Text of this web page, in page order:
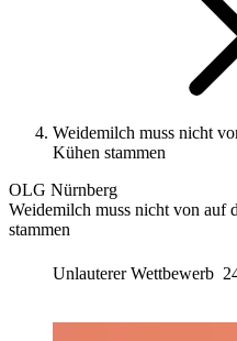
Weidemilch muss nicht
Kühen stammen
OLG Nürnberg
Weidemilch muss nicht von auf
stammen
Unlauterer Wettbewerb